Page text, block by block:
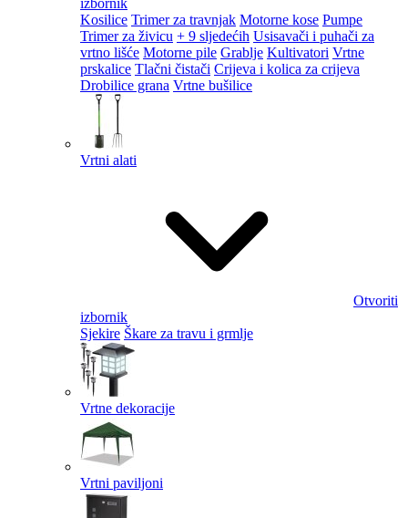
izbornik
Kosilice Trimer za travnjak Motorne kose Pumpe
Trimer za živicu + 9 sljedećih Usisavači i puhači za
vrtno lišće Motorne pile Grablje Kultivatori Vrtne
prskalice Tlačni čistači Crijeva i kolica za crijeva
Drobilice grana Vrtne bušilice
Vrtni alati
Otvoriti
izbornik
Sjekire Škare za travu i grmlje
Vrtne dekoracije
Vrtni paviljoni